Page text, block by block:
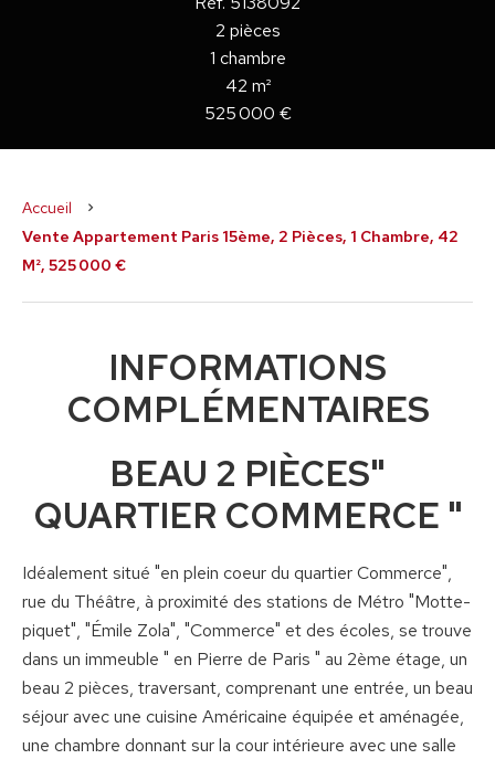
2 pièces
1 chambre
42 m²
525 000 €
Accueil
Vente Appartement Paris 15ème, 2 Pièces, 1 Chambre, 42
M², 525 000 €
INFORMATIONS
COMPLÉMENTAIRES
BEAU 2 PIÈCES"
QUARTIER COMMERCE "
Idéalement situé "en plein coeur du quartier Commerce",
rue du Théâtre, à proximité des stations de Métro "Motte-
piquet", "Émile Zola", "Commerce" et des écoles, se trouve
dans un immeuble " en Pierre de Paris " au 2ème étage, un
beau 2 pièces, traversant, comprenant une entrée, un beau
séjour avec une cuisine Américaine équipée et aménagée,
une chambre donnant sur la cour intérieure avec une salle